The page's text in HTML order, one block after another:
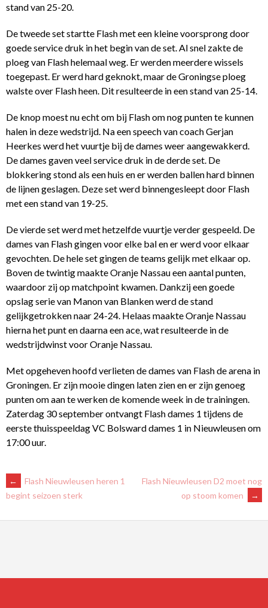
stand van 25-20.
De tweede set startte Flash met een kleine voorsprong door
goede service druk in het begin van de set. Al snel zakte de
ploeg van Flash helemaal weg. Er werden meerdere wissels
toegepast. Er werd hard geknokt, maar de Groningse ploeg
walste over Flash heen. Dit resulteerde in een stand van 25-14.
De knop moest nu echt om bij Flash om nog punten te kunnen
halen in deze wedstrijd. Na een speech van coach Gerjan
Heerkes werd het vuurtje bij de dames weer aangewakkerd.
De dames gaven veel service druk in de derde set. De
blokkering stond als een huis en er werden ballen hard binnen
de lijnen geslagen. Deze set werd binnengesleept door Flash
met een stand van 19-25.
De vierde set werd met hetzelfde vuurtje verder gespeeld. De
dames van Flash gingen voor elke bal en er werd voor elkaar
gevochten. De hele set gingen de teams gelijk met elkaar op.
Boven de twintig maakte Oranje Nassau een aantal punten,
waardoor zij op matchpoint kwamen. Dankzij een goede
opslag serie van Manon van Blanken werd de stand
gelijkgetrokken naar 24-24. Helaas maakte Oranje Nassau
hierna het punt en daarna een ace, wat resulteerde in de
wedstrijdwinst voor Oranje Nassau.
Met opgeheven hoofd verlieten de dames van Flash de arena in
Groningen. Er zijn mooie dingen laten zien en er zijn genoeg
punten om aan te werken de komende week in de trainingen.
Zaterdag 30 september ontvangt Flash dames 1 tijdens de
eerste thuisspeeldag VC Bolsward dames 1 in Nieuwleusen om
17:00 uur.
BERICHTNAVIGATIE
←
Flash Nieuwleusen heren 1
begint seizoen sterk
Flash Nieuwleusen D2 moet nog
op stoom komen
→